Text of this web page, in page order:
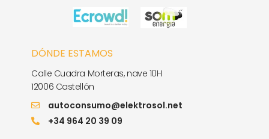
DÓNDE ESTAMOS
Calle Cuadra Morteras, nave 10H
12006 Castellón
autoconsumo@elektrosol.net
+34 964 20 39 09